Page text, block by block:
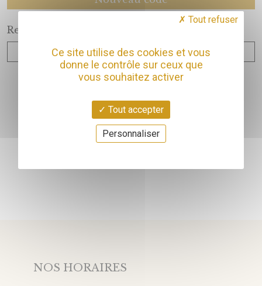
Recopiez ce code
NOS HORAIRES
Ce site utilise des cookies et vous
donne le contrôle sur ceux que
vous souhaitez activer
Tout accepter
Tout refuser
Personnaliser